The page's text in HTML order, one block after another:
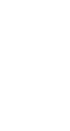
Ha indicado
acto de
romper un
bombas».
pueblos y
Por suerte,
Por su
primera